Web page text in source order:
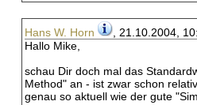
Hans W. Horn
, 21.10.2004,
Hallo Mike,
schau Dir doch mal das
Method" an - ist zwar schon
genau so aktuell wie der gute